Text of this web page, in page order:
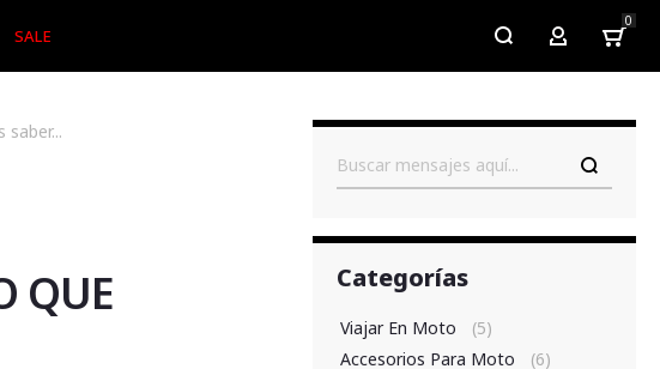
SALE My Account
0
QUE
Buscar
Categorías
Viajar En Moto
(5)
Accesorios Para Moto
(6)